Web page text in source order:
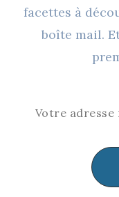
facettes à
boîte mail.